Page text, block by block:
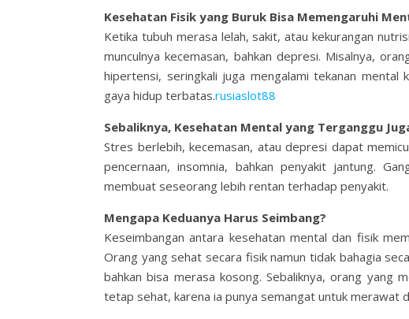
Kesehatan Fisik yang Buruk Bisa Memengaruhi
Ketika tubuh merasa lelah, sakit, atau kekurangan
munculnya kecemasan, bahkan depresi. Misalnya,
hipertensi, seringkali juga mengalami tekanan mental
gaya hidup terbatas.rusiaslot88
Sebaliknya, Kesehatan Mental yang Terganggu
Stres berlebih, kecemasan, atau depresi dapat
pencernaan, insomnia, bahkan penyakit jantung.
membuat seseorang lebih rentan terhadap penyakit.
Mengapa Keduanya Harus Seimbang?
Keseimbangan antara kesehatan mental dan fisik
Orang yang sehat secara fisik namun tidak bahagia
bahkan bisa merasa kosong. Sebaliknya, orang yang
tetap sehat, karena ia punya semangat untuk merawat